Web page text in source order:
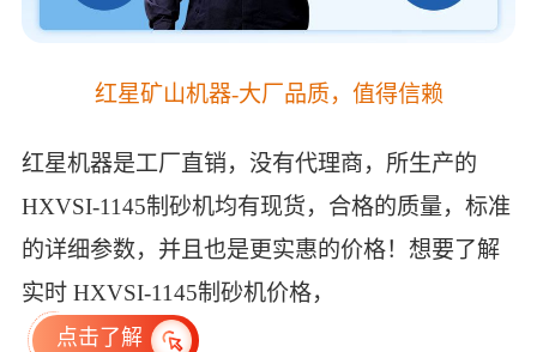
红星矿山机器-大厂品质，值得信赖
红星机器是工厂直销，没有代理商，所生产的
HXVSI-1145制砂机均有现货，合格的质量，标准
的详细参数，并且也是更实惠的价格！想要了解
实时 HXVSI-1145制砂机价格，
点击了解